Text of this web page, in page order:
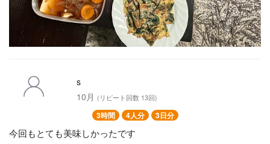
豚しゃぶのピリ辛ネギ和え
鶏ももとキャベツの旨煮
s
10月 (リピート回数 13回)
3時間 4人分 3日分
今回もとても美味しかったです